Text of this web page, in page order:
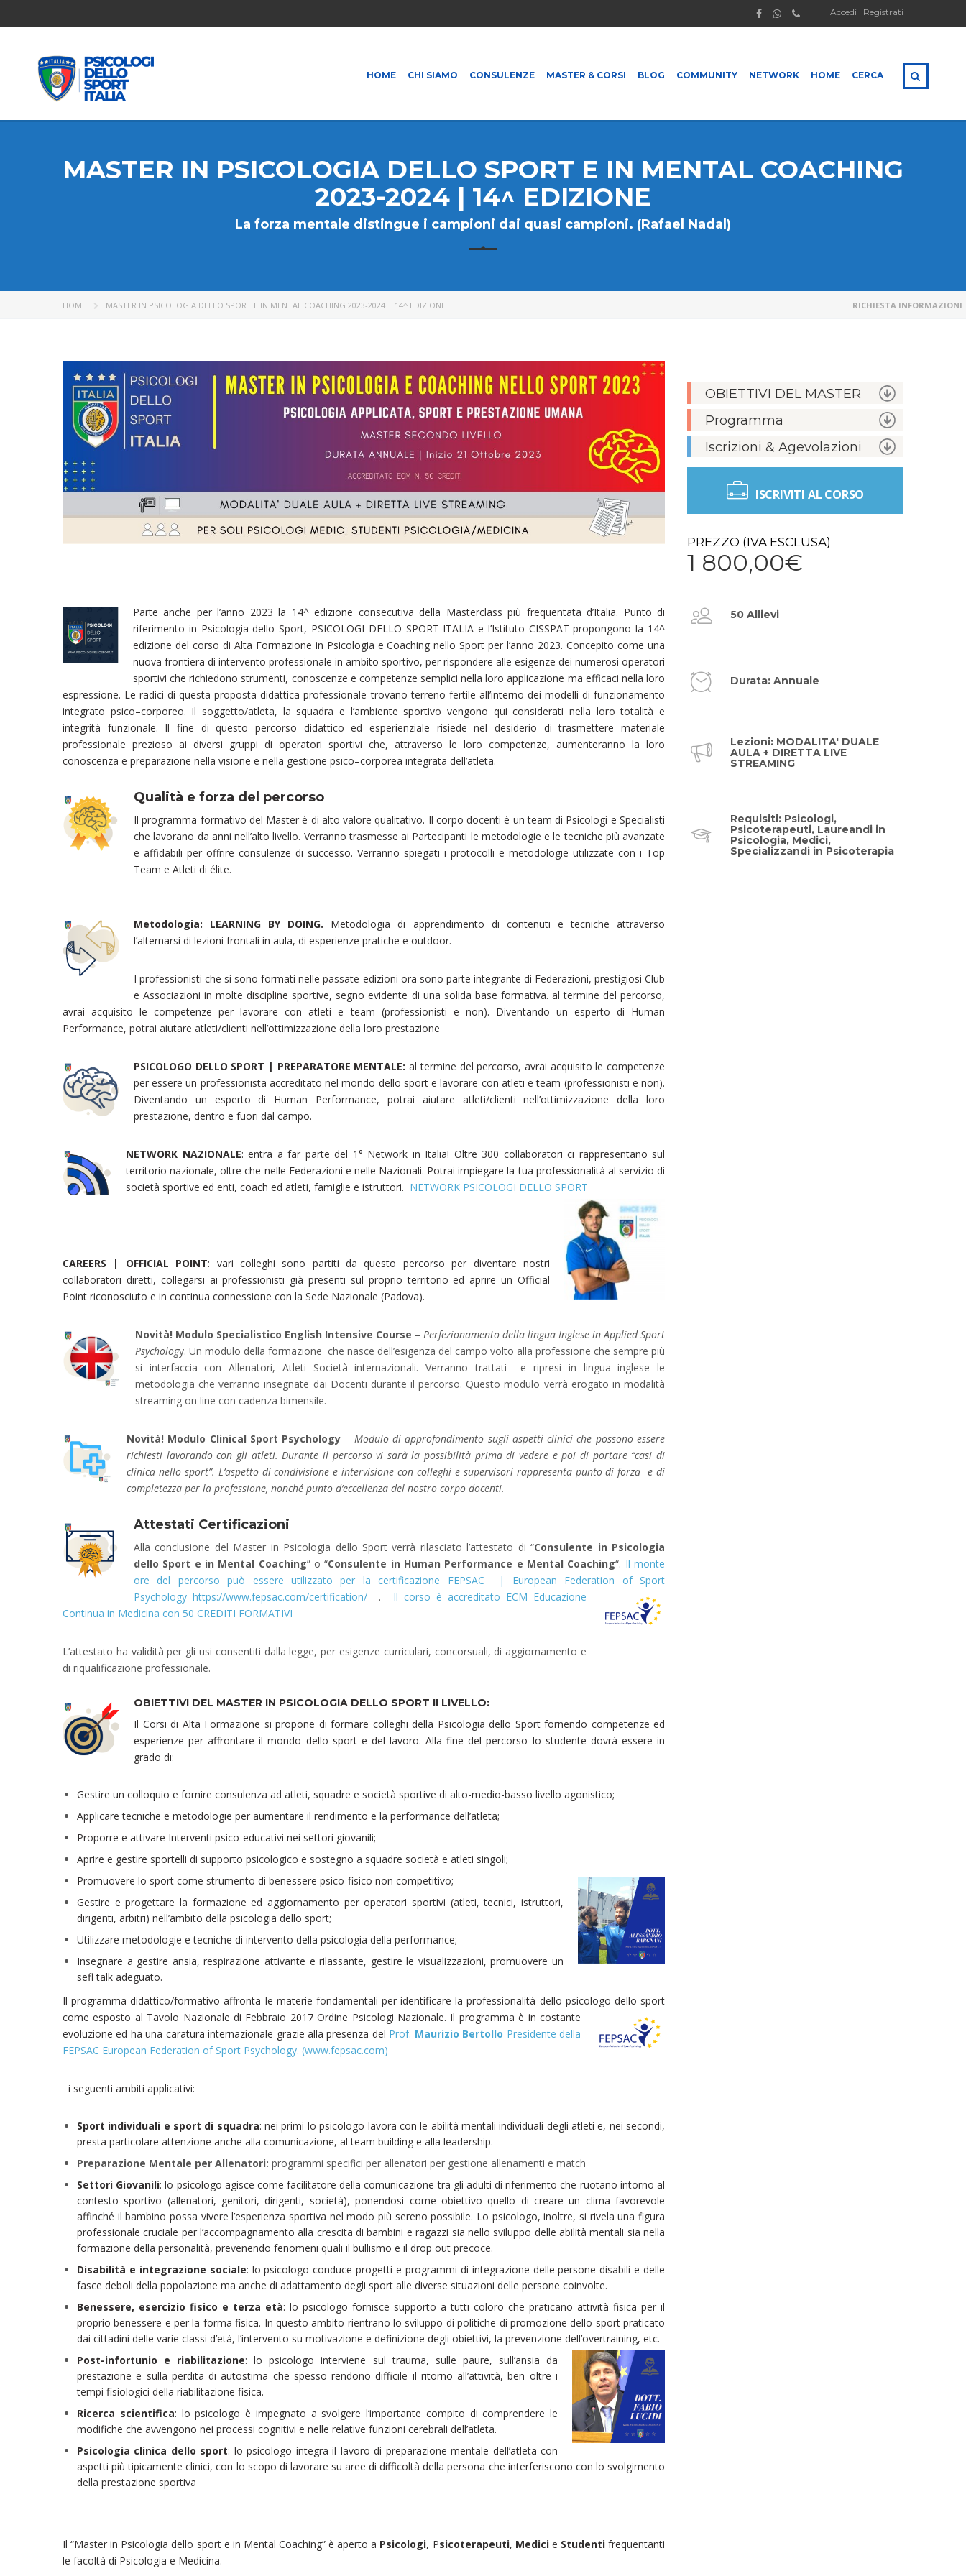
Accedi | Registrati
HOME CHI SIAMO CONSULENZE MASTER & CORSI BLOG COMMUNITY NETWORK HOME CERCA
MASTER IN PSICOLOGIA DELLO SPORT E IN MENTAL COACHING
2023-2024 | 14^ EDIZIONE
La forza mentale distingue i campioni dai quasi campioni. (Rafael Nadal)
RICHIESTA INFORMAZIONI
HOME MASTER IN PSICOLOGIA DELLO SPORT E IN MENTAL COACHING 2023-2024 | 14^ EDIZIONE
Parte anche per l’anno 2023 la 14^ edizione consecutiva della Masterclass più frequentata d’Italia. Punto di
riferimento in Psicologia dello Sport, PSICOLOGI DELLO SPORT ITALIA e l’Istituto CISSPAT propongono la 14^
edizione del corso di Alta Formazione in Psicologia e Coaching nello Sport per l’anno 2023. Concepito come una
nuova frontiera di intervento professionale in ambito sportivo, per rispondere alle esigenze dei numerosi operatori
sportivi che richiedono strumenti, conoscenze e competenze semplici nella loro applicazione ma efficaci nella loro
espressione. Le radici di questa proposta didattica professionale trovano terreno fertile all’interno dei modelli di funzionamento
integrato psico–corporeo. Il soggetto/atleta, la squadra e l’ambiente sportivo vengono qui considerati nella loro totalità e
integrità funzionale. Il fine di questo percorso didattico ed esperienziale risiede nel desiderio di trasmettere materiale
professionale prezioso ai diversi gruppi di operatori sportivi che, attraverso le loro competenze, aumenteranno la loro
conoscenza e preparazione nella visione e nella gestione psico–corporea integrata dell’atleta.
Qualità e forza del percorso
Il programma formativo del Master è di alto valore qualitativo. Il corpo docenti è un team di Psicologi e Specialisti
che lavorano da anni nell’alto livello. Verranno trasmesse ai Partecipanti le metodologie e le tecniche più avanzate
e affidabili per offrire consulenze di successo. Verranno spiegati i protocolli e metodologie utilizzate con i Top
Team e Atleti di élite.
Metodologia: LEARNING BY DOING. Metodologia di apprendimento di contenuti e tecniche attraverso
l’alternarsi di lezioni frontali in aula, di esperienze pratiche e outdoor.
I professionisti che si sono formati nelle passate edizioni ora sono parte integrante di Federazioni, prestigiosi Club
e Associazioni in molte discipline sportive, segno evidente di una solida base formativa. al termine del percorso,
avrai acquisito le competenze per lavorare con atleti e team (professionisti e non). Diventando un esperto di Human
Performance, potrai aiutare atleti/clienti nell’ottimizzazione della loro prestazione
PSICOLOGO DELLO SPORT | PREPARATORE MENTALE: al termine del percorso, avrai acquisito le competenze
per essere un professionista accreditato nel mondo dello sport e lavorare con atleti e team (professionisti e non).
Diventando un esperto di Human Performance, potrai aiutare atleti/clienti nell’ottimizzazione della loro
prestazione, dentro e fuori dal campo.
NETWORK NAZIONALE: entra a far parte del 1° Network in Italia! Oltre 300 collaboratori ci rappresentano sul
territorio nazionale, oltre che nelle Federazioni e nelle Nazionali. Potrai impiegare la tua professionalità al servizio di
società sportive ed enti, coach ed atleti, famiglie e istruttori. NETWORK PSICOLOGI DELLO SPORT
CAREERS | OFFICIAL POINT: vari colleghi sono partiti da questo percorso per diventare nostri
collaboratori diretti, collegarsi ai professionisti già presenti sul proprio territorio ed aprire un Official
Point riconosciuto e in continua connessione con la Sede Nazionale (Padova).
Novità! Modulo Specialistico English Intensive Course – Perfezionamento della lingua Inglese in Applied Sport
Psychology. Un modulo della formazione che nasce dell’esigenza del campo volto alla professione che sempre più
si interfaccia con Allenatori, Atleti Società internazionali. Verranno trattati e ripresi in lingua inglese le
metodologia che verranno insegnate dai Docenti durante il percorso. Questo modulo verrà erogato in modalità
streaming on line con cadenza bimensile.
Novità! Modulo Clinical Sport Psychology – Modulo di approfondimento sugli aspetti clinici che possono essere
richiesti lavorando con gli atleti. Durante il percorso vi sarà la possibilità prima di vedere e poi di portare “casi di
clinica nello sport”. L’aspetto di condivisione e intervisione con colleghi e supervisori rappresenta punto di forza e di
completezza per la professione, nonché punto d’eccellenza del nostro corpo docenti.
Attestati Certificazioni
Alla conclusione del Master in Psicologia dello Sport verrà rilasciato l’attestato di “Consulente in Psicologia
dello Sport e in Mental Coaching” o “Consulente in Human Performance e Mental Coaching“. Il monte
ore del percorso può essere utilizzato per la certificazione FEPSAC | European Federation of Sport
Psychologyhttps://www.fepsac.com/certification/ .
Il corso è accreditato ECM Educazione
Continua in Medicina con 50 CREDITI FORMATIVI
L’attestato ha validità per gli usi consentiti dalla legge, per esigenze curriculari, concorsuali, di aggiornamento e
di riqualificazione professionale.
OBIETTIVI DEL MASTER IN PSICOLOGIA DELLO SPORT II LIVELLO:
Il Corsi di Alta Formazione si propone di formare colleghi della Psicologia dello Sport fornendo competenze ed
esperienze per affrontare il mondo dello sport e del lavoro. Alla fine del percorso lo studente dovrà essere in
grado di:
Gestire un colloquio e fornire consulenza ad atleti, squadre e società sportive di alto-medio-basso livello agonistico;
Applicare tecniche e metodologie per aumentare il rendimento e la performance dell’atleta;
Proporre e attivare Interventi psico-educativi nei settori giovanili;
Aprire e gestire sportelli di supporto psicologico e sostegno a squadre società e atleti singoli;
Promuovere lo sport come strumento di benessere psico-fisico non competitivo;
Gestire e progettare la formazione ed aggiornamento per operatori sportivi (atleti, tecnici, istruttori,
dirigenti, arbitri) nell’ambito della psicologia dello sport;
Utilizzare metodologie e tecniche di intervento della psicologia della performance;
Insegnare a gestire ansia, respirazione attivante e rilassante, gestire le visualizzazioni, promuovere un
sefl talk adeguato.
Il programma didattico/formativo affronta le materie fondamentali per identificare la professionalità dello psicologo dello sport
come esposto al Tavolo Nazionale di Febbraio 2017 Ordine Psicologi Nazionale. Il programma è in costante
evoluzione ed ha una caratura internazionale grazie alla presenza del Prof. Maurizio Bertollo Presidente della
FEPSAC European Federation of Sport Psychology. (www.fepsac.com)
i seguenti ambiti applicativi:
Sport individuali e sport di squadra: nei primi lo psicologo lavora con le abilità mentali individuali degli atleti e, nei secondi,
presta particolare attenzione anche alla comunicazione, al team building e alla leadership.
Preparazione Mentale per Allenatori: programmi specifici per allenatori per gestione allenamenti e match
Settori Giovanili: lo psicologo agisce come facilitatore della comunicazione tra gli adulti di riferimento che ruotano intorno al
contesto sportivo (allenatori, genitori, dirigenti, società), ponendosi come obiettivo quello di creare un clima favorevole
affinché il bambino possa vivere l’esperienza sportiva nel modo più sereno possibile. Lo psicologo, inoltre, si rivela una figura
professionale cruciale per l’accompagnamento alla crescita di bambini e ragazzi sia nello sviluppo delle abilità mentali sia nella
formazione della personalità, prevenendo fenomeni quali il bullismo e il drop out precoce.
Disabilità e integrazione sociale: lo psicologo conduce progetti e programmi di integrazione delle persone disabili e delle
fasce deboli della popolazione ma anche di adattamento degli sport alle diverse situazioni delle persone coinvolte.
Benessere, esercizio fisico e terza età: lo psicologo fornisce supporto a tutti coloro che praticano attività fisica per il
proprio benessere e per la forma fisica. In questo ambito rientrano lo sviluppo di politiche di promozione dello sport praticato
dai cittadini delle varie classi d’età, l’intervento su motivazione e definizione degli obiettivi, la prevenzione dell’overtraining, etc.
Post-infortunio e riabilitazione: lo psicologo interviene sul trauma, sulle paure, sull’ansia da
prestazione e sulla perdita di autostima che spesso rendono difficile il ritorno all’attività, ben oltre i
tempi fisiologici della riabilitazione fisica.
Ricerca scientifica: lo psicologo è impegnato a svolgere l’importante compito di comprendere le
modifiche che avvengono nei processi cognitivi e nelle relative funzioni cerebrali dell’atleta.
Psicologia clinica dello sport: lo psicologo integra il lavoro di preparazione mentale dell’atleta con
aspetti più tipicamente clinici, con lo scopo di lavorare su aree di difficoltà della persona che interferiscono con lo svolgimento
della prestazione sportiva
Il “Master in Psicologia dello sport e in Mental Coaching” è aperto a Psicologi, Psicoterapeuti, Medici e Studentifrequentanti
le facoltà di Psicologia e Medicina.
OBIETTIVI DEL MASTER
Programma
Iscrizioni & Agevolazioni
ISCRIVITI AL CORSO
PREZZO (IVA ESCLUSA)
1 800,00€
50 Allievi
Durata: Annuale
Lezioni: MODALITA' DUALE
AULA + DIRETTA LIVE
STREAMING
Requisiti: Psicologi,
Psicoterapeuti, Laureandi in
Psicologia, Medici,
Specializzandi in Psicoterapia